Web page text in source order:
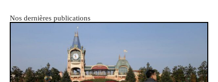
Nos dernières publications